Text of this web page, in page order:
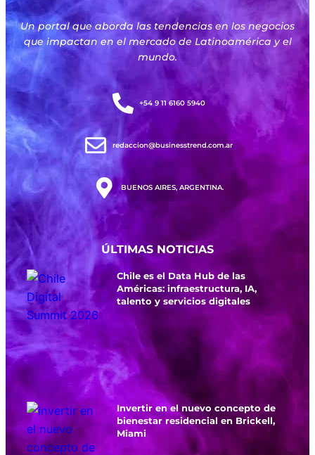
Un portal que aborda las tendencias en los negocios
que impactan en el mercado de Latinoamérica y el
mundo.
+54 9 11 6160 5940
redaccion@businesstrend.com.ar
BUENOS AIRES, ARGENTINA.
ÚLTIMAS NOTICIAS
Chile es el Data Hub de las
Américas: infraestructura, IA,
talento y servicios digitales
Invertir en el nuevo concepto de
bienestar residencial en Brickell,
Miami